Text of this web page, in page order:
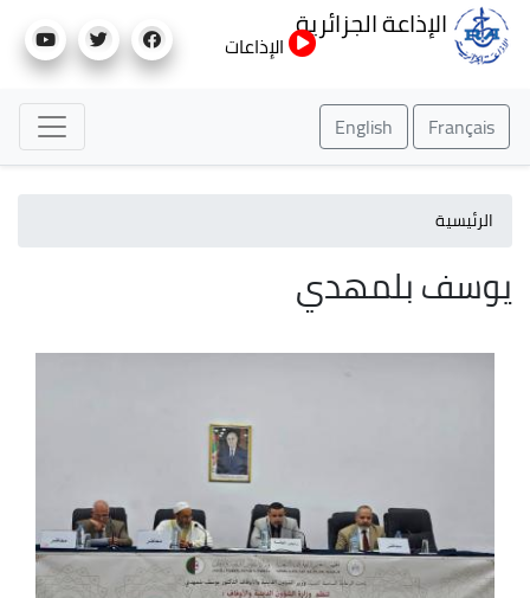
إلى
الإذاعة الجزائرية
الإذاعات
Français
English
الرئيسية
يوسف بلمهدي